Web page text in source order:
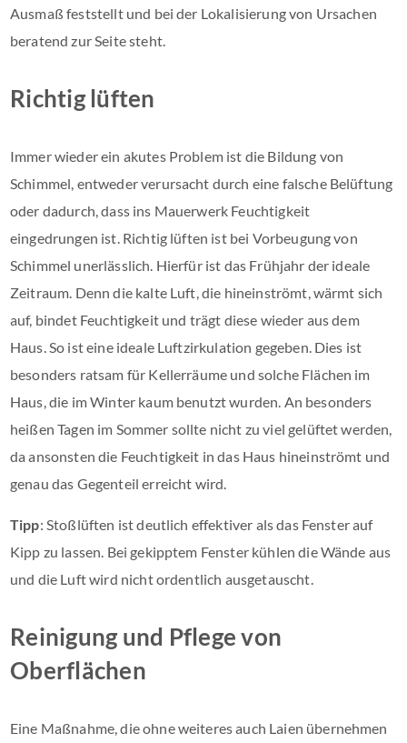
Ausmaß feststellt und bei der Lokalisierung von Ursachen
beratend zur Seite steht.
Richtig lüften
Immer wieder ein akutes Problem ist die Bildung von
Schimmel, entweder verursacht durch eine falsche Belüftung
oder dadurch, dass ins Mauerwerk Feuchtigkeit
eingedrungen ist. Richtig lüften ist bei Vorbeugung von
Schimmel unerlässlich. Hierfür ist das Frühjahr der ideale
Zeitraum. Denn die kalte Luft, die hineinströmt, wärmt sich
auf, bindet Feuchtigkeit und trägt diese wieder aus dem
Haus. So ist eine ideale Luftzirkulation gegeben. Dies ist
besonders ratsam für Kellerräume und solche Flächen im
Haus, die im Winter kaum benutzt wurden. An besonders
heißen Tagen im Sommer sollte nicht zu viel gelüftet werden,
da ansonsten die Feuchtigkeit in das Haus hineinströmt und
genau das Gegenteil erreicht wird.
Tipp: Stoßlüften ist deutlich effektiver als das Fenster auf
Kipp zu lassen. Bei gekipptem Fenster kühlen die Wände aus
und die Luft wird nicht ordentlich ausgetauscht.
Reinigung und Pflege von
Oberflächen
Eine Maßnahme, die ohne weiteres auch Laien übernehmen